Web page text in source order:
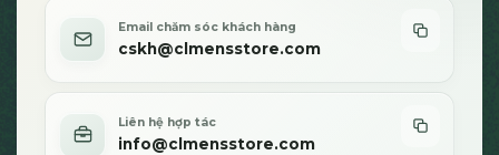
Email chăm sóc khách hàng
cskh@clmensstore.com
Liên hệ hợp tác
info@clmensstore.com